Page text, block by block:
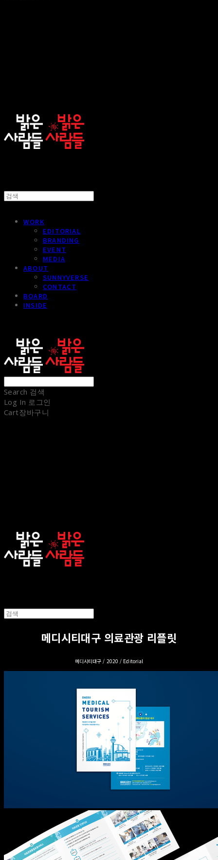
WORK
EDITORIAL
BRANDING
EVENT
MEDIA
ABOUT
SUNNYVERSE
CONTACT
BOARD
INSIDE
Search 검색
Log In 로그인
Cart장바구니
메디시티대구 의료관광 리플릿
메디시티대구 / 2020 / Editorial